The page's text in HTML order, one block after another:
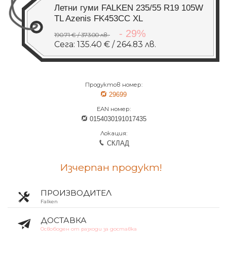
Летни гуми FALKEN 235/55 R19 105W
TL Azenis FK453CC XL
190.71 € / 373.00 лв. - 29%
Сега: 135.40 € / 264.83 лв.
Продуктов номер:
29699
EAN номер:
0154030191017435
Локация:
СКЛАД
Изчерпан продукт!
ПРОИЗВОДИТЕЛ
Falken
ДОСТАВКА
Освободен от разходи за доставка